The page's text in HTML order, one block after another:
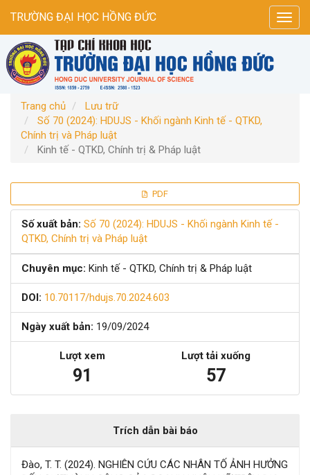
hướng
chính
Nội
dung
chính
Thanh
bên
TRƯỜNG ĐẠI HỌC HỒNG ĐỨC
Trang chủ
Lưu trữ
Số 70 (2024): HDUJS - Khối ngành Kinh tế - QTKD,
Chính trị và Pháp luật
Kinh tế - QTKD, Chính trị & Pháp luật
bên
bài
viết
PDF
Số xuất bản: Số 70 (2024): HDUJS - Khối ngành Kinh tế -
QTKD, Chính trị và Pháp luật
Chuyên mục: Kinh tế - QTKD, Chính trị & Pháp luật
DOI: 10.70117/hdujs.70.2024.603
Ngày xuất bản: 19/09/2024
Lượt xem
91
Lượt tải xuống
57
Trích dẫn bài báo
Đào, T. T. (2024). NGHIÊN CỨU CÁC NHÂN TỐ ẢNH HƯỞNG